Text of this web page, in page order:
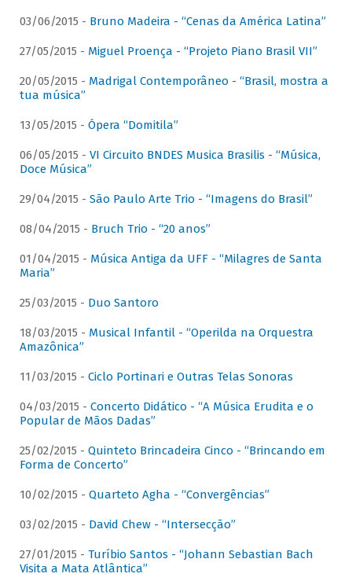
03/06/2015 - Bruno Madeira - “Cenas da América Latina”
27/05/2015 - Miguel Proença - “Projeto Piano Brasil VII”
20/05/2015 - Madrigal Contemporâneo - “Brasil, mostra a
tua música”
13/05/2015 - Ópera “Domitila”
06/05/2015 - VI Circuito BNDES Musica Brasilis - “Música,
Doce Música”
29/04/2015 - São Paulo Arte Trio - “Imagens do Brasil”
08/04/2015 - Bruch Trio - “20 anos”
01/04/2015 - Música Antiga da UFF - “Milagres de Santa
Maria”
25/03/2015 - Duo Santoro
18/03/2015 - Musical Infantil - “Operilda na Orquestra
Amazônica”
11/03/2015 - Ciclo Portinari e Outras Telas Sonoras
04/03/2015 - Concerto Didático - “A Música Erudita e o
Popular de Mãos Dadas”
25/02/2015 - Quinteto Brincadeira Cinco - “Brincando em
Forma de Concerto”
10/02/2015 - Quarteto Agha - “Convergências”
03/02/2015 - David Chew - “Intersecção”
27/01/2015 - Turíbio Santos - “Johann Sebastian Bach
Visita a Mata Atlântica”